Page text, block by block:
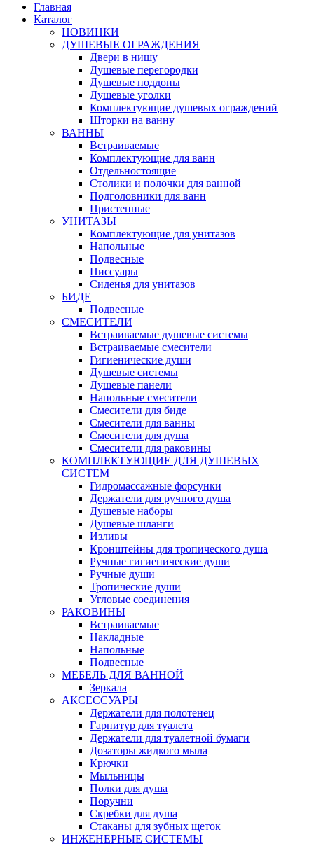
Главная
Каталог
НОВИНКИ
ДУШЕВЫЕ ОГРАЖДЕНИЯ
Двери в нишу
Душевые перегородки
Душевые поддоны
Душевые уголки
Комплектующие душевых ограждений
Шторки на ванну
ВАННЫ
Встраиваемые
Комплектующие для ванн
Отдельностоящие
Столики и полочки для ванной
Подголовники для ванн
Пристенные
УНИТАЗЫ
Комплектующие для унитазов
Напольные
Подвесные
Писсуары
Сиденья для унитазов
БИДЕ
Подвесные
СМЕСИТЕЛИ
Встраиваемые душевые системы
Встраиваемые смесители
Гигиенические души
Душевые системы
Душевые панели
Напольные смесители
Смесители для биде
Смесители для ванны
Смесители для душа
Смесители для раковины
КОМПЛЕКТУЮЩИЕ ДЛЯ ДУШЕВЫХ
СИСТЕМ
Гидромассажные форсунки
Держатели для ручного душа
Душевые наборы
Душевые шланги
Изливы
Кронштейны для тропического душа
Ручные гигиенические души
Ручные души
Тропические души
Угловые соединения
РАКОВИНЫ
Встраиваемые
Накладные
Напольные
Подвесные
МЕБЕЛЬ ДЛЯ ВАННОЙ
Зеркала
АКСЕССУАРЫ
Держатели для полотенец
Гарнитур для туалета
Держатели для туалетной бумаги
Дозаторы жидкого мыла
Крючки
Мыльницы
Полки для душа
Поручни
Скребки для душа
Стаканы для зубных щеток
ИНЖЕНЕРНЫЕ СИСТЕМЫ